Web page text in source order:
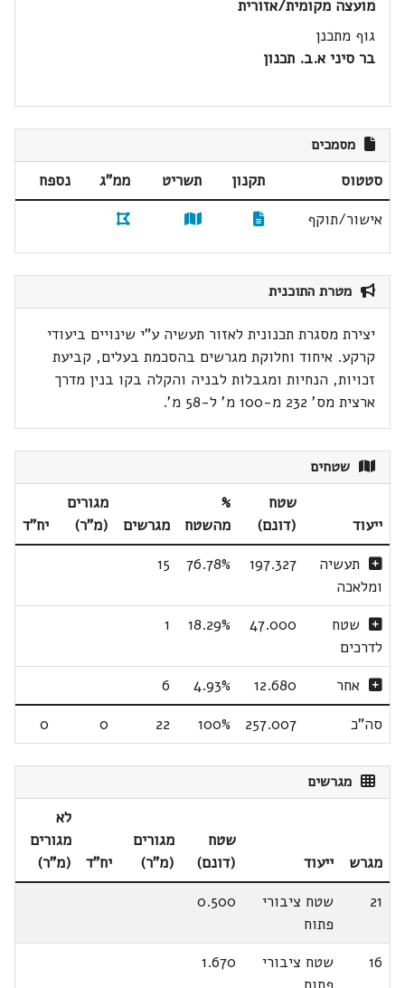
מועצה מקומית/אזורית
גוף מתכנן
בר סיני א.ב. תכנון
מסמכים
סטטוס תקנון תשריט ממ"ג
נספח
אישור/תוקף
מטרת התוכנית
יצירת מסגרת תכנונית לאזור תעשיה ע"י שינויים ביעודי
קרקע. איחוד וחלוקת מגרשים בהסכמת בעלים, קביעת
זכויות, הנחיות ומגבלות לבניה והקלה בקו בנין מדרך
ארצית מס' 232 מ-100 מ' ל-58 מ'.
שטחים
ייעוד
שטח
(דונם)
%
מהשטח
מגרשים
מגורים
(מ"ר)
יח"ד
תעשיה
ומלאכה
197.327
76.78%
15
שטח
לדרכים
47.000
18.29%
1
אחר 12.680
4.93%
6
סה"כ
257.007
100%
22
0
0
מגרשים
מגרש ייעוד
שטח
(דונם)
מגורים
(מ"ר)
יח"ד
לא
מגורים
(מ"ר)
21
שטח ציבורי
פתוח
0.500
16
שטח ציבורי
1.670